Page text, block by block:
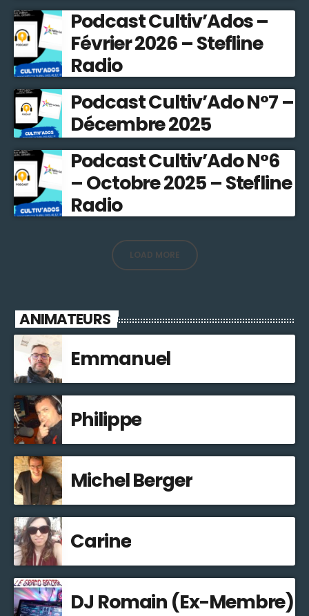
Podcast Cultiv’Ados –
Février 2026 – Stefline
Radio
Podcast Cultiv’Ado N°7 –
Décembre 2025
Podcast Cultiv’Ado N°6
– Octobre 2025 – Stefline
Radio
LOAD MORE
ANIMATEURS
Emmanuel
Philippe
Michel Berger
Carine
DJ Romain (Ex-Membre)